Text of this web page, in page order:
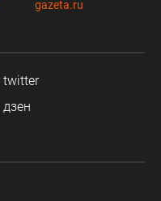
gazeta.ru
twitter
дзен